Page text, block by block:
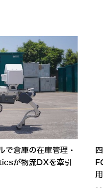
倉庫の在庫管理・
が物流DXを牽引